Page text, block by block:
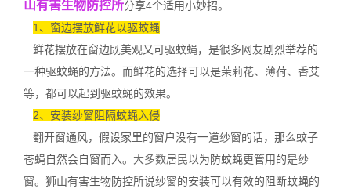
山有害生物防控所分享4个适用小妙招。
1、窗边摆放鲜花以驱蚊蝇
鲜花摆放在窗边既美观又可驱蚊蝇，是很多网友剧烈举荐的
一种驱蚊蝇的方法。而鲜花的选择可以是茉莉花、薄荷、香艾
等，都可以起到驱蚊蝇的效果。
2、安装纱窗阻隔蚊蝇入侵
翻开窗通风，假设家里的窗户没有一道纱窗的话，那么蚊子
苍蝇自然会自窗而入。 大多数居民以为防蚊蝇更管用的是纱
窗。狮山有害生物防控所说纱窗的安装可以有效的阻断蚊蝇的